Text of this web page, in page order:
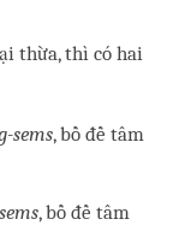
thừa, thì có hai
sems, bồ đề tâm
, bồ đề tâm